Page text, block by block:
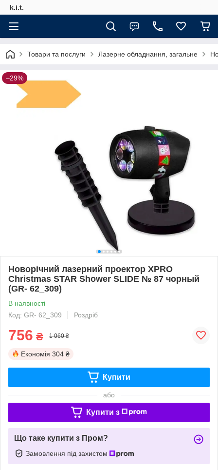
k.i.t.
Товари та послуги Лазерне обладнання, загальне
–29%
Новорічний лазерний проектор XPRO
Christmas STAR Shower SLIDE № 87 чорный
(GR- 62_309)
В наявності
Код: GR- 62_309
Роздріб
756 ₴ 1 060 ₴
Економія 304 ₴
Купити
або
Купити з
Що таке купити з Пром?
Замовлення під захистом